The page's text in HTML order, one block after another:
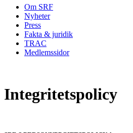
Om SRF
Nyheter
Press
Fakta & juridik
TRAC
Medlemssidor
Integritetspolicy